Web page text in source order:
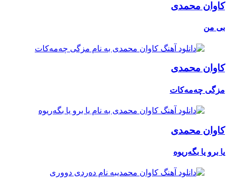
کاوان محمدی
بی من
کاوان محمدی
مزگی چەمەکات
کاوان محمدی
یا برو یا بگەریوە